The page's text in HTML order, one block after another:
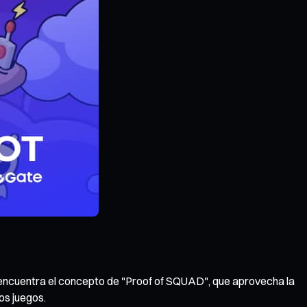
el concepto de "Proof of SQUAD", que aprovecha la
juegos.